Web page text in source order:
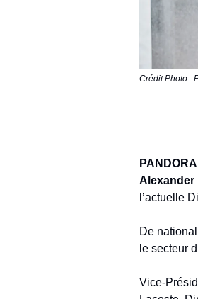
Crédit Photo :
PANDORA
Alexander
l’actuelle
De
le secteur
Vice-